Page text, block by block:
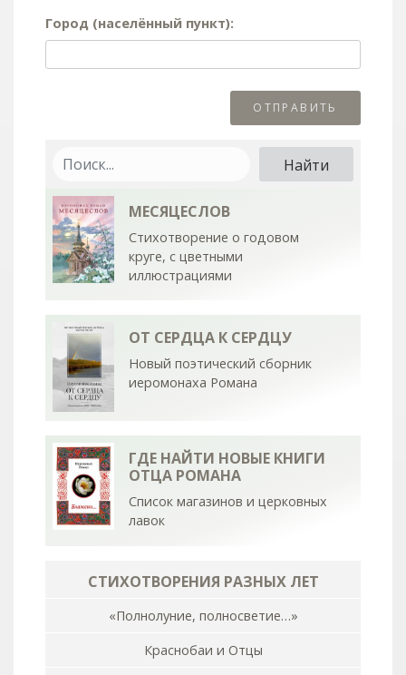
Город (населённый пункт):
МЕСЯЦЕСЛОВ
Стихотворение о годовом
круге, с цветными
иллюстрациями
ОТ СЕРДЦА К СЕРДЦУ
Новый поэтический сборник
иеромонаха Романа
ГДЕ НАЙТИ НОВЫЕ КНИГИ
ОТЦА РОМАНА
Список магазинов и церковных
лавок
СТИХОТВОРЕНИЯ РАЗНЫХ ЛЕТ
«Полнолуние, полносветие…»
Краснобаи и Отцы